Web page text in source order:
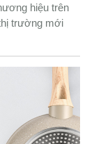
hiệu trên
trường mới